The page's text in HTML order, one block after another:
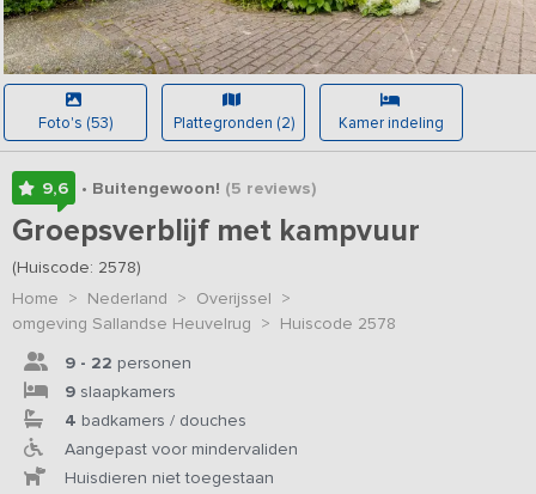
Foto's (53) Plattegronden (2) Kamer indeling
9,6 • Buitengewoon! (5 reviews)
Groepsverblijf met kampvuur
(Huiscode: 2578)
Home > Nederland > Overijssel >
omgeving Sallandse Heuvelrug > Huiscode 2578
9 - 22 personen
9 slaapkamers
4 badkamers / douches
Aangepast voor mindervaliden
Huisdieren niet toegestaan